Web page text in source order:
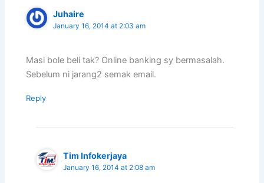
Juhaire
January 16, 2014 at 2:03 am
Masi bole beli tak? Online banking sy bermasalah.
Sebelum ni jarang2 semak email.
Reply
Tim Infokerjaya
January 16, 2014 at 2:08 am